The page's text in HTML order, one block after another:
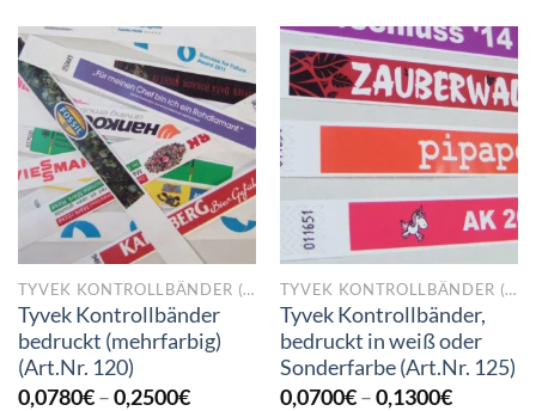
TYVEK KONTROLLBÄNDER (PAPIER-BÄNDCHEN)
Tyvek Kontrollbänder
bedruckt (mehrfarbig)
(Art.Nr. 120)
0,0780€ –0,2500€Preisspanne:
TYVEK KONTROLLBÄNDER (PAPIER-BÄNDCHEN)
Tyvek Kontrollbänder,
bedruckt in weiß oder
Sonderfarbe (Art.Nr. 125)
0,0700€ –0,1300€